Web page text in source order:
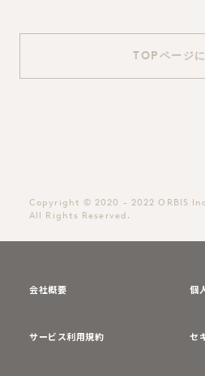
TOP ページ
Copyright © 2020 - 2022 ORBIS
All Rights Reserved.
会社概要 個
サービス利用規約 セ